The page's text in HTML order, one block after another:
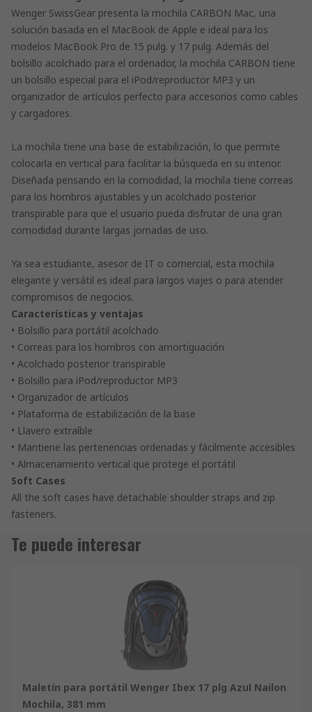
Wenger SwissGear presenta la mochila CARBON Mac, una
solución basada en el MacBook de Apple e ideal para los
modelos MacBook Pro de 15 pulg. y 17 pulg. Además del
bolsillo acolchado para el ordenador, la mochila CARBON tiene
un bolsillo especial para el iPod/reproductor MP3 y un
organizador de artículos perfecto para accesorios como cables
y cargadores.
La mochila tiene una base de estabilización, lo que permite
colocarla en vertical para facilitar la búsqueda en su interior.
Diseñada pensando en la comodidad, la mochila tiene correas
para los hombros ajustables y un acolchado posterior
transpirable para que el usuario pueda disfrutar de una gran
comodidad durante largas jornadas de uso.
Ya sea estudiante, asesor de IT o comercial, esta mochila
elegante y versátil es ideal para largos viajes o para atender
compromisos de negocios.
Características y ventajas
• Bolsillo para portátil acolchado
• Correas para los hombros con amortiguación
• Acolchado posterior transpirable
• Bolsillo para iPod/reproductor MP3
• Organizador de artículos
• Plataforma de estabilización de la base
• Llavero extraíble
• Mantiene las pertenencias ordenadas y fácilmente accesibles
• Almacenamiento vertical que protege el portátil
Soft Cases
All the soft cases have detachable shoulder straps and zip
fasteners.
Te puede interesar
Maletín para portátil Wenger Ibex 17 plg Azul Nailon
Mochila, 381 mm